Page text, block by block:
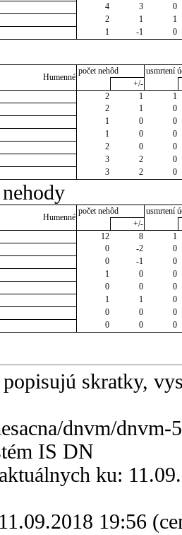
4 3
0
2 1
1
1 -1 0
Humenné
počet nehôd
usmrtení
+/-
2 1
1
2 1
0
1 0
0
1 0
0
2 0
0
3 2
0
3 2 0
Humenné
počet nehôd
usmrtení
+/-
12 8
1
0 -2
0
0 -1
0
1 0
0
0 0
0
1 1
0
0 0
0
0 0 0
skratky,
dnvm/dnvm-
IS DN
ku:
19:56